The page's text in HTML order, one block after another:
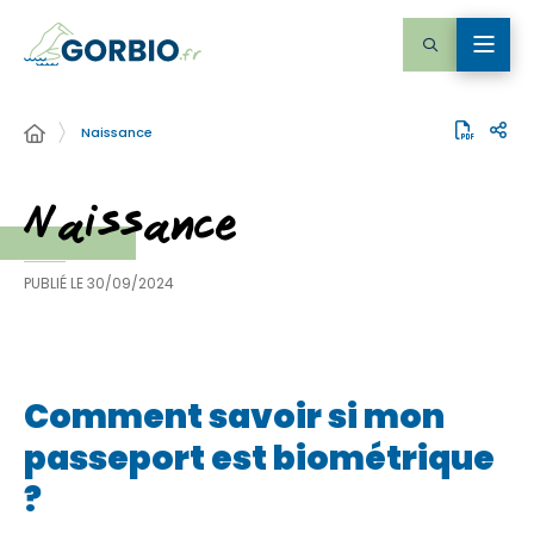
Naissance
Naissance
PUBLIÉ LE30/09/2024
Comment savoir si mon
passeport est biométrique
?